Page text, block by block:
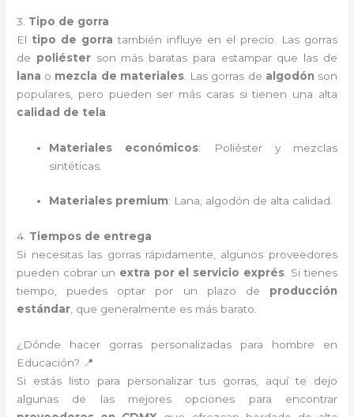
3. Tipo de gorra
El tipo de gorra también influye en el precio. Las gorras
de poliésterson más baratas para estampar que las de
lana o mezcla de materiales. Las gorras de algodón son
populares, pero pueden ser más caras si tienen una alta
calidad de tela
Materiales económicos: Poliéster y mezclas
sintéticas.
Materiales premium: Lana, algodón de alta calidad.
4. Tiempos de entrega
Si necesitas las gorras rápidamente, algunos proveedores
pueden cobrar un extra por el servicio exprés. Si tienes
tiempo, puedes optar por un plazo de producción
estándar, que generalmente es más barato.
¿Dónde hacer gorras personalizadas para hombre en
Educación? 📍
Si estás listo para personalizar tus gorras, aquí te dejo
algunas de las mejores opciones para encontrar